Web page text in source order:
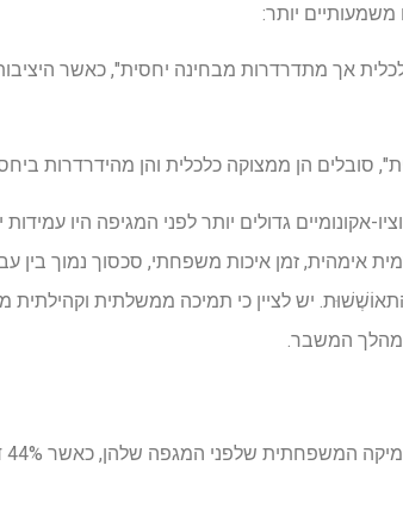
יותר:
כלכלית אך מתדרדרות מבחינה יחסית", כאשר
גדולים יותר לפני המגיפה היו
אימהית, זמן איכות משפחתי, סכסוך נמוך בין
יש לציין כי תמיכה ממשלתית
המשבר.